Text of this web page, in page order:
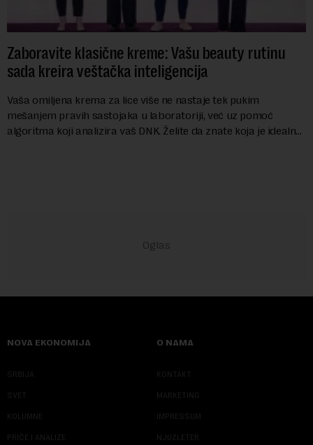
Zaboravite klasične kreme: Vašu beauty rutinu
sada kreira veštačka inteligencija
Vaša omiljena krema za lice više ne nastaje tek pukim
mešanjem pravih sastojaka u laboratoriji, već uz pomoć
algoritma koji analizira vaš DNK. Želite da znate koja je idealna
NOVA EKONOMIJA
SRBIJA
SVET
KOLUMNE
PRIČE I ANALIZE
O NAMA
KONTAKT
MARKETING
IMPRESSUM
NJUZLETER